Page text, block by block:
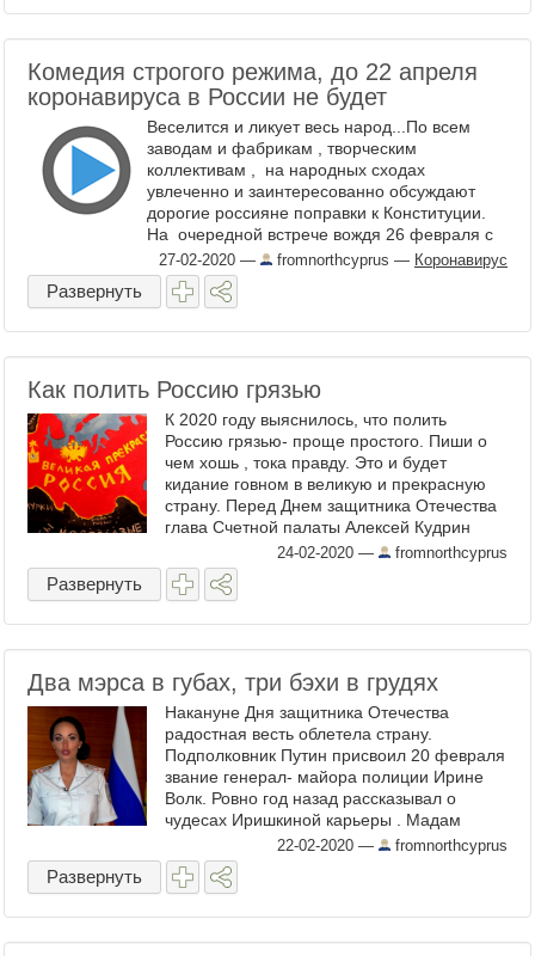
Комедия строгого режима, до 22 апреля
коронавируса в России не будет
Веселится и ликует весь народ...По всем
заводам и фабрикам , творческим
коллективам , на народных сходах
увлеченно и заинтересованно обсуждают
дорогие россияне поправки к Конституции.
На очередной встрече вождя 26 февраля с
инициативной группой стало ясно, что из 900
поправок ...
27-02-2020 — fromnorthcyprus — Коронавирус
Развернуть
Как полить Россию грязью
К 2020 году выяснилось, что полить
Россию грязью- проще простого. Пиши о
чем хошь , тока правду. Это и будет
кидание говном в великую и прекрасную
страну. Перед Днем защитника Отечества
глава Счетной палаты Алексей Кудрин
забросал Родину дерьмецом. Забыл
главный счетовод, что Россия- ...
24-02-2020 — fromnorthcyprus
Развернуть
Два мэрса в губах, три бэхи в грудях
Накануне Дня защитника Отечества
радостная весть облетела страну.
Подполковник Путин присвоил 20 февраля
звание генерал- майора полиции Ирине
Волк. Ровно год назад рассказывал о
чудесах Иришкиной карьеры . Мадам
вошла в историю тем, что два мэрса
сумела по стоимости вогнать в свои ...
22-02-2020 — fromnorthcyprus
Развернуть